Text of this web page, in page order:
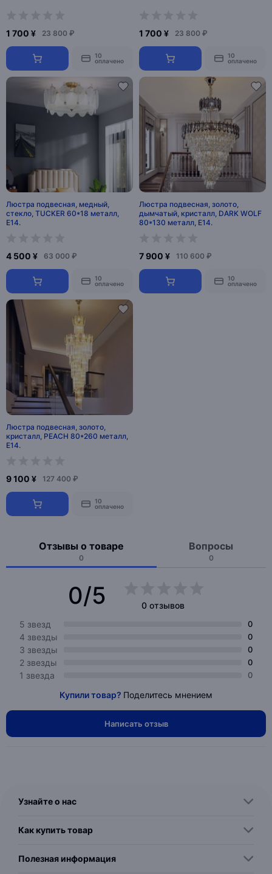
1 700 ¥ 23 800 ₽
10
оплачено
1 700 ¥ 23 800 ₽
10
оплачено
Люстра подвесная, медный,
стекло, TUCKER 60*18 металл,
E14.
4 500 ¥ 63 000 ₽
10
оплачено
Люстра подвесная, золото,
дымчатый, кристалл, DARK WOLF
80*130 металл, E14.
7 900 ¥ 110 600 ₽
10
оплачено
Люстра подвесная, золото,
кристалл, PEACH 80*260 металл,
E14.
9 100 ¥ 127 400 ₽
10
оплачено
Отзывы о товаре
0
Вопросы
0
0/5
0 отзывов
5 звезд
0
4 звезды 0
3 звезды 0
2 звезды 0
1 звезда 0
Купили товар? Поделитесь мнением
Написать отзыв
Узнайте о нас
Как купить товар
Полезная информация